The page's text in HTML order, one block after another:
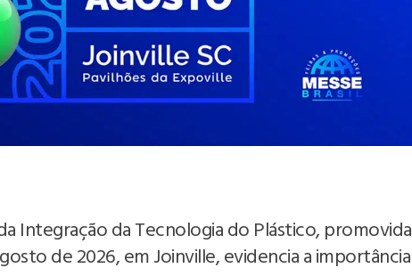
Integração da Tecnologia do Plástico, promovida
de 2026, em Joinville, evidencia a importância